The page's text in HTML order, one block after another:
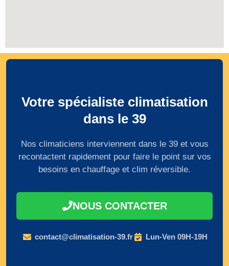
Votre spécialiste climatisation
dans le 39
Nos climaticiens interviennent dans le 39 et vous
recontactent rapidement pour faire le point sur vos
besoins en chauffage et clim réversible.
NOUS CONTACTER
contact@climatisation-39.fr Lun-Ven 09H-19H